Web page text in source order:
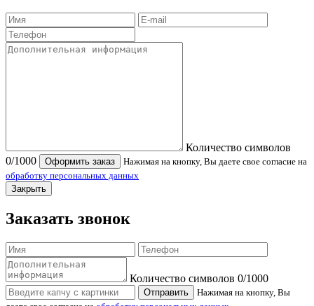
Количество символов
0/1000 Оформить заказ
Нажимая на кнопку, Вы даете свое согласие на
обработку персональных данных
Закрыть
Заказать звонок
Количество символов 0/1000
Отправить
Нажимая на кнопку, Вы